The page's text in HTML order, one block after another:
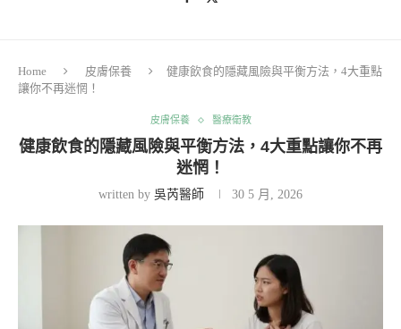
Home 皮膚保養
健康飲食的隱藏風險與平衡方法，4大重點
讓你不再迷惘！
皮膚保養 醫療衛教
健康飲食的隱藏風險與平衡方法，4大重點讓你不再
迷惘！
written by 吳芮醫師 30 5 月, 2026